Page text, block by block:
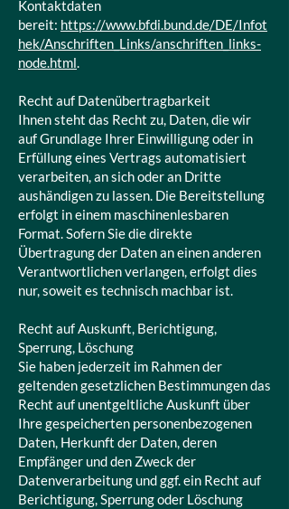
Kontaktdaten
bereit: https://www.bfdi.bund.de/DE/Infot
hek/Anschriften_Links/anschriften_links-
node.html.
Recht auf Datenübertragbarkeit
Ihnen steht das Recht zu, Daten, die wir
auf Grundlage Ihrer Einwilligung oder in
Erfüllung eines Vertrags automatisiert
verarbeiten, an sich oder an Dritte
aushändigen zu lassen. Die Bereitstellung
erfolgt in einem maschinenlesbaren
Format. Sofern Sie die direkte
Übertragung der Daten an einen anderen
Verantwortlichen verlangen, erfolgt dies
nur, soweit es technisch machbar ist.
Recht auf Auskunft, Berichtigung,
Sperrung, Löschung
Sie haben jederzeit im Rahmen der
geltenden gesetzlichen Bestimmungen das
Recht auf unentgeltliche Auskunft über
Ihre gespeicherten personenbezogenen
Daten, Herkunft der Daten, deren
Empfänger und den Zweck der
Datenverarbeitung und ggf. ein Recht auf
Berichtigung, Sperrung oder Löschung